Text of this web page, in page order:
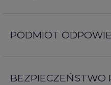
PODMIOT
BEZPIECZEŃSTWO